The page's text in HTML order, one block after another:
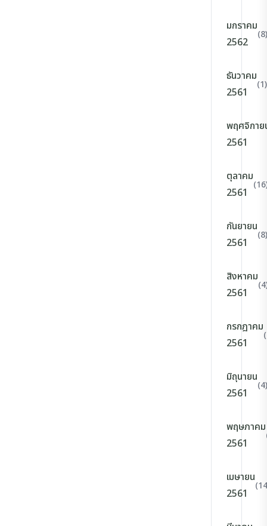
มกราคม
2562
(8)
ธันวาคม
2561
(1)
พฤศจิกาย
2561
ตุลาคม
2561
กันยายน
2561
(8)
สิงหาคม
2561
กรกฎาคม
2561
มิถุนายน
2561
(4)
พฤษภาคม
2561
เมษายน
2561